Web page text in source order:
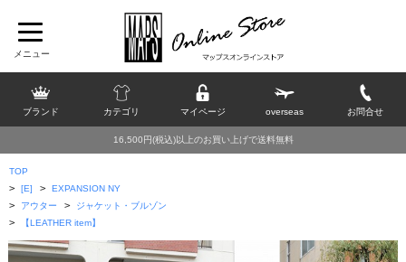
ブランド カテゴリ マイページ overseas お問合せ
16,500円(税込)以上のお買い上げで送料無料
TOP
> [E] > EXPANSION NY
> アウター > ジャケット・ブルゾン
> 【LEATHER item】